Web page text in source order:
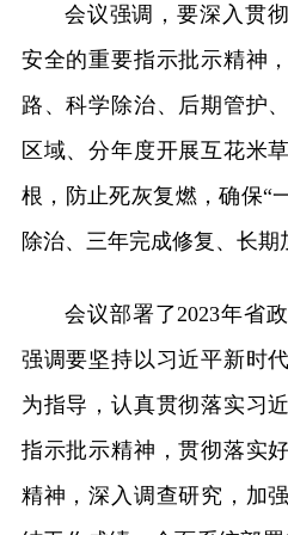
会议强调，要深入贯
安全的重要指示批示精神
路、科学除治、后期管护
区域、分年度开展互花米
根，防止死灰复燃，确保“
除治、三年完成修复、长期
会议部署了2023年省
强调要坚持以习近平新时
为指导，认真贯彻落实习
指示批示精神，贯彻落实
精神，深入调查研究，加